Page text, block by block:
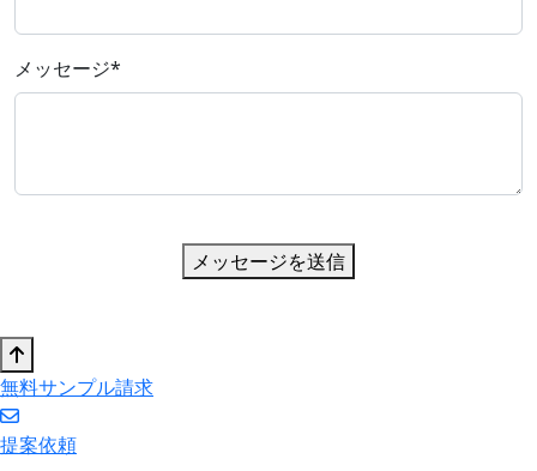
メッセージ*
メッセージを送信
無料サンプル請求
提案依頼